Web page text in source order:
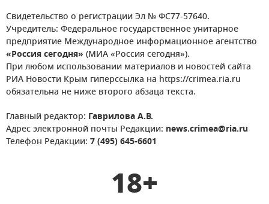
Свидетельство о регистрации Эл № ФС77-57640.
Учредитель: Федеральное государственное унитарное
предприятие Международное информационное агентство
«Россия сегодня» (МИА «Россия сегодня»).
При любом использовании материалов и новостей сайта
РИА Новости Крым гиперссылка на https://crimea.ria.ru
обязательна не ниже второго абзаца текста.
Главный редактор: Гаврилова А.В.
Адрес электронной почты Редакции: news.crimea@ria.ru
Телефон Редакции: 7 (495) 645-6601
18+